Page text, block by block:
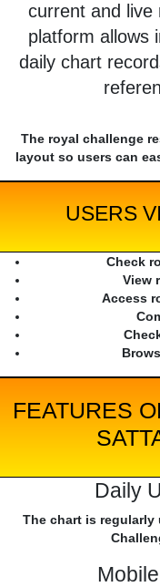
current and live
platform allows
daily chart
The royal challenge
layout so users can
USERS
Check
View
Access
FEATURES
Daily
The chart is